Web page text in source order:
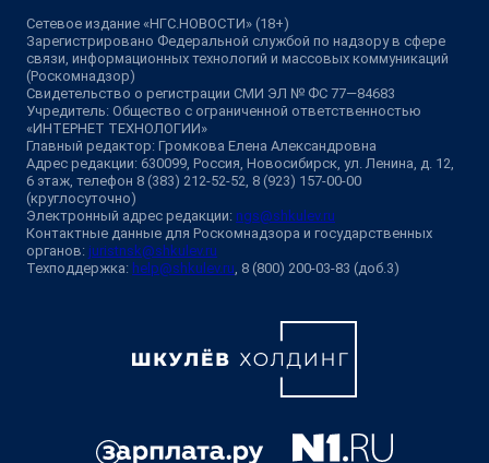
Сетевое издание «НГС.НОВОСТИ» (18+)
Зарегистрировано Федеральной службой по надзору в сфере
связи, информационных технологий и массовых коммуникаций
(Роскомнадзор)
Свидетельство о регистрации СМИ ЭЛ № ФС 77—84683
Учредитель: Общество с ограниченной ответственностью
«ИНТЕРНЕТ ТЕХНОЛОГИИ»
Главный редактор: Громкова Елена Александровна
Адрес редакции: 630099, Россия, Новосибирск, ул. Ленина, д. 12,
6 этаж, телефон 8 (383) 212-52-52, 8 (923) 157-00-00
(круглосуточно)
Электронный адрес редакции: ngs@shkulev.ru
Контактные данные для Роскомнадзора и государственных
органов: juristnsk@shkulev.ru
Техподдержка: help@shkulev.ru, 8 (800) 200-03-83 (доб.3)